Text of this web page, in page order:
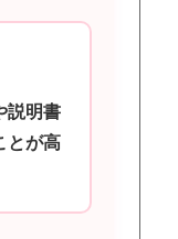
説明書
とが高